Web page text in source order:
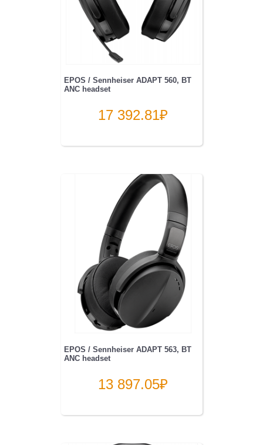
EPOS / Sennheiser ADAPT 560, BT
ANC headset
17 392.81₽
EPOS / Sennheiser ADAPT 563, BT
ANC headset
13 897.05₽